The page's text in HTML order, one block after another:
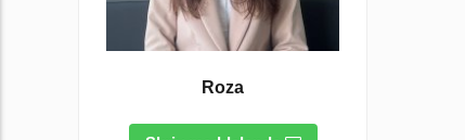
Roza